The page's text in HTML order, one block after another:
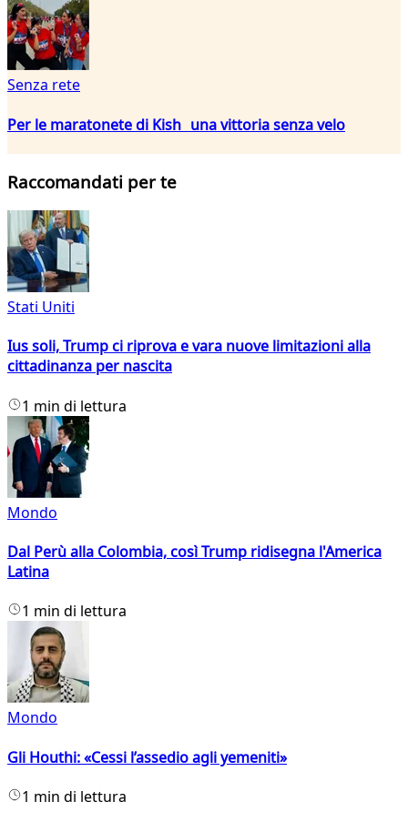
Senza rete
Per le maratonete di Kish una vittoria senza velo
Raccomandati per te
Stati Uniti
Ius soli, Trump ci riprova e vara nuove limitazioni alla
cittadinanza per nascita
1 min di lettura
Mondo
Dal Perù alla Colombia, così Trump ridisegna l'America
Latina
1 min di lettura
Mondo
Gli Houthi: «Cessi l’assedio agli yemeniti»
1 min di lettura